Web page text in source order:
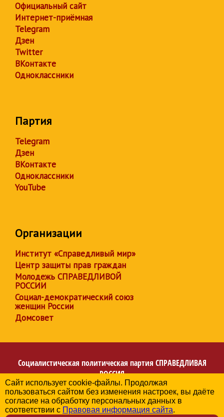
Официальный сайт
Интернет-приёмная
Telegram
Дзен
Twitter
ВКонтакте
Одноклассники
Партия
Telegram
Дзен
ВКонтакте
Одноклассники
YouTube
Организации
Институт «Справедливый мир»
Центр защиты прав граждан
Молодежь СПРАВЕДЛИВОЙ
РОССИИ
Социал-демократический союз
женщин России
Домсовет
Социалистическая политическая партия СПРАВЕДЛИВАЯ
РОССИЯ
Региональное отделение партии в Республике
Башкортостан
© 2006-2026
Сайт использует cookie-файлы. Продолжая
пользоваться сайтом без изменения настроек, вы даёте
согласие на обработку персональных данных в
соответствии с Правовая информация сайта.